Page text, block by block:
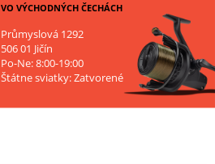
VO VÝCHODNÝCH ČECHÁCH
Průmyslová 1292
506 01 Jičín
Po-Ne: 8:00-19:00
Štátne sviatky: Zatvorené